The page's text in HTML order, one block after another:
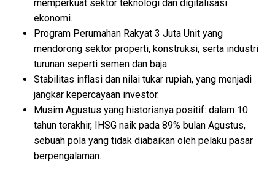
memperkuat sektor teknologi dan digitalisasi
ekonomi.
Program Perumahan Rakyat 3 Juta Unit yang
mendorong sektor properti, konstruksi, serta industri
turunan seperti semen dan baja.
Stabilitas inflasi dan nilai tukar rupiah, yang menjadi
jangkar kepercayaan investor.
Musim Agustus yang historisnya positif: dalam 10
tahun terakhir, IHSG naik pada 89% bulan Agustus,
sebuah pola yang tidak diabaikan oleh pelaku pasar
berpengalaman.